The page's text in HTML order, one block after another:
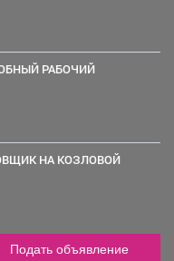
РАБОЧИЙ
НА КОЗЛОВОЙ
Подать объявление